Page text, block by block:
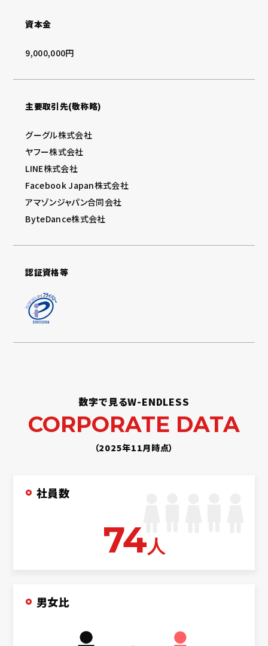
資本金
9,000,000円
主要取引先(敬称略)
グーグル株式会社
ヤフー株式会社
LINE株式会社
Facebook Japan株式会社
アマゾンジャパン合同会社
ByteDance株式会社
認証資格等
数字で見るW-ENDLESS
CORPORATE DATA
（2025年11月時点）
社員数
74人
男女比